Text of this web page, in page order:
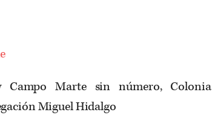
Campo Marte sin número, Colonia
Miguel Hidalgo